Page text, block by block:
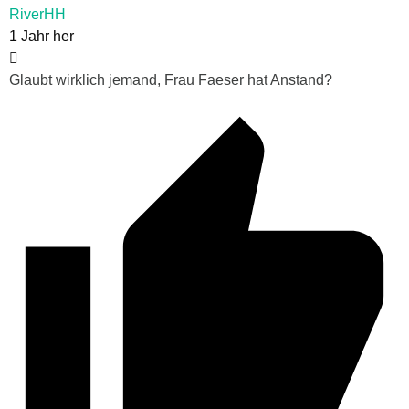
RiverHH
1 Jahr her
Glaubt wirklich jemand, Frau Faeser hat Anstand?